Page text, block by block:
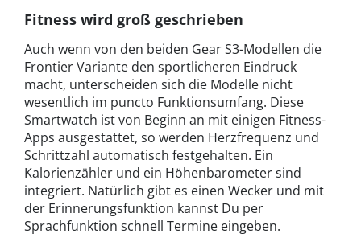
Fitness wird groß geschrieben
Auch wenn von den beiden Gear S3-Modellen die
Frontier Variante den sportlicheren Eindruck
macht, unterscheiden sich die Modelle nicht
wesentlich im puncto Funktionsumfang. Diese
Smartwatch ist von Beginn an mit einigen Fitness-
Apps ausgestattet, so werden Herzfrequenz und
Schrittzahl automatisch festgehalten. Ein
Kalorienzähler und ein Höhenbarometer sind
integriert. Natürlich gibt es einen Wecker und mit
der Erinnerungsfunktion kannst Du per
Sprachfunktion schnell Termine eingeben.